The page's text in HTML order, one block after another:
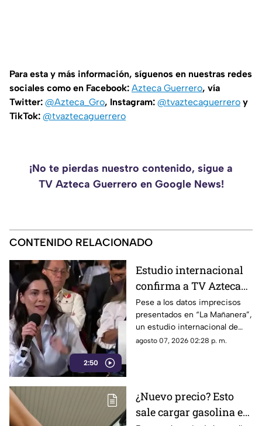
Para esta y más información, síguenos en nuestras redes
sociales como en Facebook: Azteca Guerrero, vía
Twitter: @Azteca_Gro, Instagram: @tvaztecaguerrero y
TikTok: @tvaztecaguerrero
¡No te pierdas nuestro contenido, sigue a
TV Azteca Guerrero en Google News!
CONTENIDO RELACIONADO
2:50
Estudio internacional
confirma a TV Azteca
como el medio líder en
credibilidad y alcance
Pese a los datos imprecisos
presentados en “La Mañanera”,
un estudio internacional de
Reuters confirma que TV
agosto 07, 2026 02:28 p. m.
¿Nuevo precio? Esto
sale cargar gasolina en